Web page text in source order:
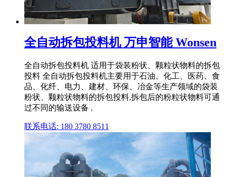
全自动拆包投料机 万申智能 Wonsen
全自动拆包投料机 适用于袋装粉状、颗粒状物料的拆包
投料 全自动拆包投料机主要用于石油、化工、医药、食
品、化纤、电力、建材、环保、冶金等生产领域的袋装
粉状、颗粒状物料的拆包投料,拆包后的粉粒状物料可通
过不同的输送设备 .
联系电话: 180 3780 8511